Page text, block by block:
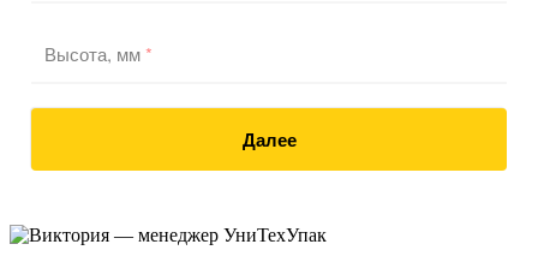
Высота, мм*
Далее